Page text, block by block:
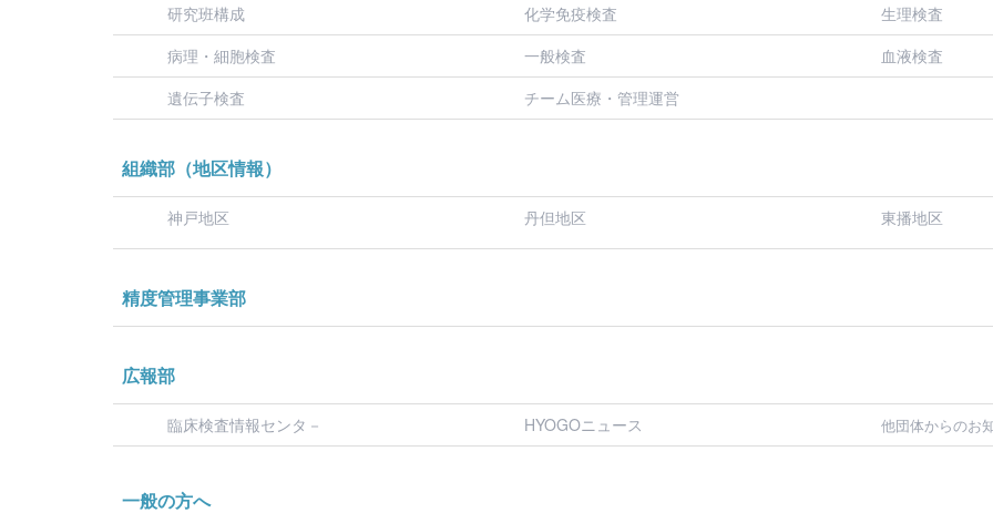
研究班構成 化学免疫検査
生理検査
病理・細胞検査
一般検査
血液検査
遺伝子検査
チーム医療・管理運営
組織部（地区情報）
神戸地区 丹但地区 東播地区
精度管理事業部
広報部
臨床検査情報センタ－ HYOGOニュース 他団体からのお
一般の方へ